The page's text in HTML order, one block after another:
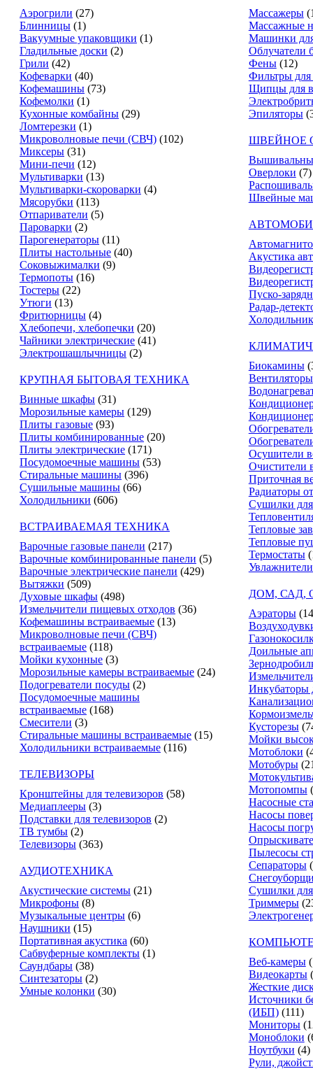
Аэрогрили (27)
Блинницы (1)
Вакуумные упаковщики (1)
Гладильные доски (2)
Грили (42)
Кофеварки (40)
Кофемашины (73)
Кофемолки (1)
Кухонные комбайны (29)
Ломтерезки (1)
Микроволновые печи (СВЧ) (102)
Миксеры (31)
Мини-печи (12)
Мультиварки (13)
Мультиварки-скороварки (4)
Мясорубки (113)
Отпариватели (5)
Пароварки (2)
Парогенераторы (11)
Плиты настольные (40)
Соковыжималки (9)
Термопоты (16)
Тостеры (22)
Утюги (13)
Фритюрницы (4)
Хлебопечи, хлебопечки (20)
Чайники электрические (41)
Электрошашлычницы (2)
КРУПНАЯ БЫТОВАЯ ТЕХНИКА
Винные шкафы (31)
Морозильные камеры (129)
Плиты газовые (93)
Плиты комбинированные (20)
Плиты электрические (171)
Посудомоечные машины (53)
Стиральные машины (396)
Сушильные машины (66)
Холодильники (606)
ВСТРАИВАЕМАЯ ТЕХНИКА
Варочные газовые панели (217)
Варочные комбинированные панели (5)
Варочные электрические панели (429)
Вытяжки (509)
Духовые шкафы (498)
Измельчители пищевых отходов (36)
Кофемашины встраиваемые (13)
Микроволновые печи (СВЧ)
встраиваемые (118)
Мойки кухонные (3)
Морозильные камеры встраиваемые (24)
Подогреватели посуды (2)
Посудомоечные машины
встраиваемые (168)
Смесители (3)
Стиральные машины встраиваемые (15)
Холодильники встраиваемые (116)
ТЕЛЕВИЗОРЫ
Кронштейны для телевизоров (58)
Медиаплееры (3)
Подставки для телевизоров (2)
ТВ тумбы (2)
Телевизоры (363)
АУДИОТЕХНИКА
Акустические системы (21)
Микрофоны (8)
Музыкальные центры (6)
Наушники (15)
Портативная акустика (60)
Сабвуферные комплекты (1)
Саундбары (38)
Синтезаторы (2)
Умные колонки (30)
Массажеры
Массажные
Машинки
Облучатели
Фены (12)
Фильтры
Щипцы для
Эпиляторы
ШВЕЙНОЕ
Оверлоки (7)
Швейные
Акустика
Пуско-
Радар-
Биокамины
Вентиляторы
Осушители
Очистители
Приточная
Радиаторы
Сушилки
Тепловые
Тепловые
Термостаты
ДОМ, САД,
Аэраторы
Доильные
Инкубаторы
Кусторезы
Мойки
Мотоблоки
Мотобуры
Мотопомпы
Насосные
Насосы
Насосы
Пылесосы
Сепараторы
Сушилки
Триммеры
Веб-камеры
Видеокарты
Жесткие
Источники
(ИБП) (111)
Мониторы
Моноблоки
Ноутбуки (4)
Рули,